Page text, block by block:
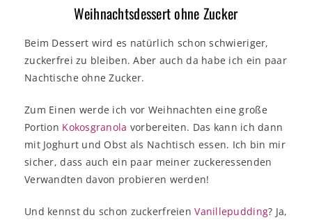
Weihnachtsdessert ohne Zucker
Beim Dessert wird es natürlich schon schwieriger,
zuckerfrei zu bleiben. Aber auch da habe ich ein paar
Nachtische ohne Zucker.
Zum Einen werde ich vor Weihnachten eine große
Portion Kokosgranola vorbereiten. Das kann ich dann
mit Joghurt und Obst als Nachtisch essen. Ich bin mir
sicher, dass auch ein paar meiner zuckeressenden
Verwandten davon probieren werden!
Und kennst du schon zuckerfreienVanillepudding? Ja,